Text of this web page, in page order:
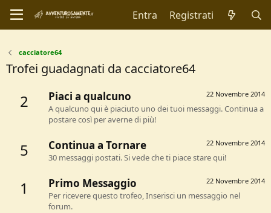
Entra Registrati
cacciatore64
Trofei guadagnati da cacciatore64
2 22 Novembre 2014
Piaci a qualcuno
A qualcuno qui è piaciuto uno dei tuoi messaggi. Continua a
postare così per averne di più!
5 22 Novembre 2014
Continua a Tornare
30 messaggi postati. Si vede che ti piace stare qui!
1 22 Novembre 2014
Primo Messaggio
Per ricevere questo trofeo, Inserisci un messaggio nel
forum.